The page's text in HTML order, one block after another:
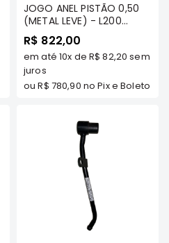
JOGO ANEL PISTÃO 0,50
(METAL LEVE) - L200
TRITON 3.2 DIESEL/ PAJERO
DAKAR 3.2 - MAHLE METAL
LEVE
R$ 822,00
em até 10x de R$ 82,20 sem
juros
ouR$ 780,90 no Pix e Boleto